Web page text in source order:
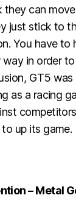
they can
just stick to
You have
in order
GT5
as a racing
up its game.
– Metal